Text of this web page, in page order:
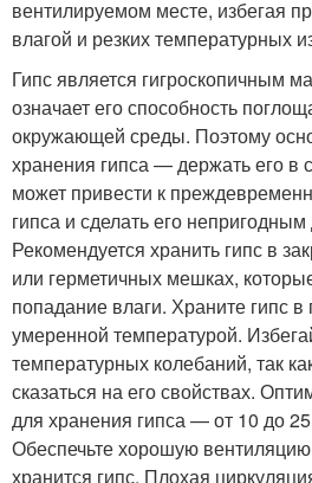
Гипс является гигроскопичным
означает его способность
окружающей среды. Поэтому
хранения гипса — держать его в
может привести к
гипса и сделать его непригодным
Рекомендуется хранить гипс в
или герметичных мешках,
попадание влаги. Храните гипс
умеренной температурой.
температурных колебаний, так
сказаться на его свойствах.
для хранения гипса — от 10 до
Обеспечьте хорошую
хранится гипс. Плохая
способствовать накоплению